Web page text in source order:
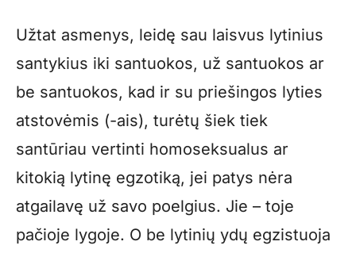
Užtat asmenys, leidę sau laisvus lytinius
santykius iki santuokos, už santuokos ar
be santuokos, kad ir su priešingos lyties
atstovėmis (-ais), turėtų šiek tiek
santūriau vertinti homoseksualus ar
kitokią lytinę egzotiką, jei patys nėra
atgailavę už savo poelgius. Jie – toje
pačioje lygoje. O be lytinių ydų egzistuoja